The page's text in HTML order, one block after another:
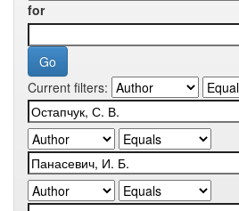
for
Current filters: